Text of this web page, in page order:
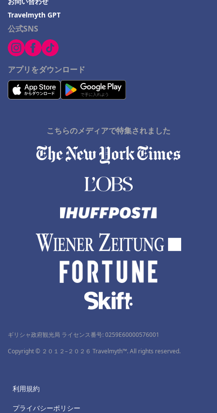
公式SNS
アプリをダウンロード
Travelmyth GPT
こちらのメディアで特集されました
ギリシャ政府観光局 ライセンス番号: 0259Ε60000576001
Copyright © ２０１２–２０２６ Travelmyth™. All rights reserved.
利用規約
プライバシーポリシー